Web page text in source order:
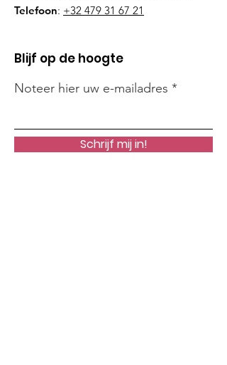
Telefoon: +32 479 31 67 21
Blijf op de hoogte
Noteer hier uw e-mailadres
Schrijf mij in!